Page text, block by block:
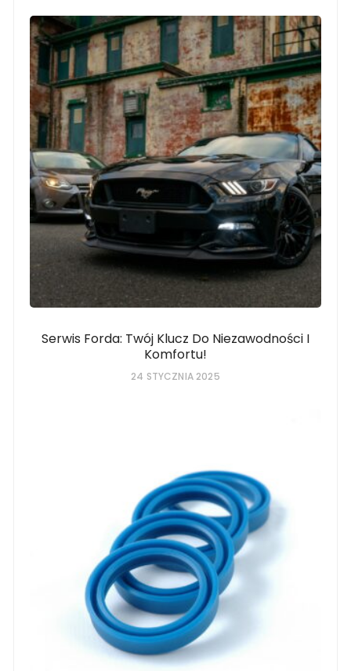
Serwis Forda: Twój Klucz Do Niezawodności I
Komfortu!
24 STYCZNIA 2025